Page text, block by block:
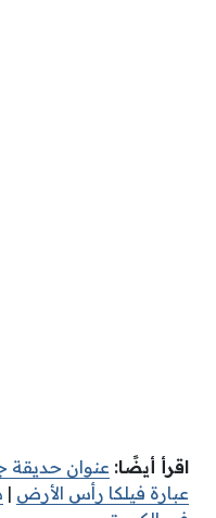
اقرأ أيضًا: عنوان حديقة
عبارة فيلكا رأس الأرض |